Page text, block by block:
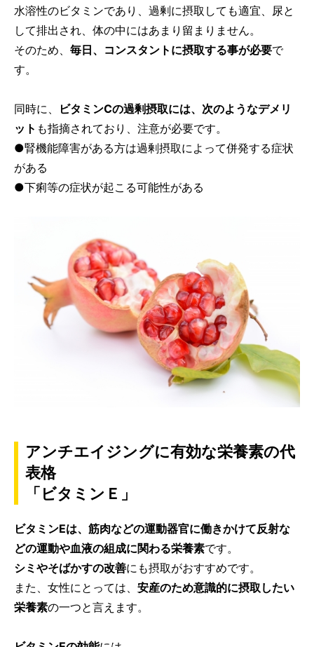
水溶性のビタミンであり、過剰に摂取しても適宜、尿と
して排出され、体の中にはあまり留まりません。
そのため、 毎日、コンスタントに摂取する事が必要で
す。
同時に、
ビタミンCの過剰摂取には、次のようなデメリ
ット も指摘されており、注意が必要です。
●腎機能障害がある方は過剰摂取によって併発する症状
がある
●下痢等の症状が起こる可能性がある
アンチエイジングに有効な栄養素の代
表格
「ビタミンＥ」
ビタミンEは、筋肉などの運動器官に働きかけて反射な
どの運動や血液の組成に関わる栄養素です。
シミやそばかすの改善にも摂取がおすすめです。
また、女性にとっては、 安産のため意識的に摂取したい
栄養素の一つと言えます。